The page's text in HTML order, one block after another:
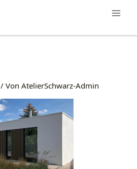
/ VonAtelierSchwarz-Admin